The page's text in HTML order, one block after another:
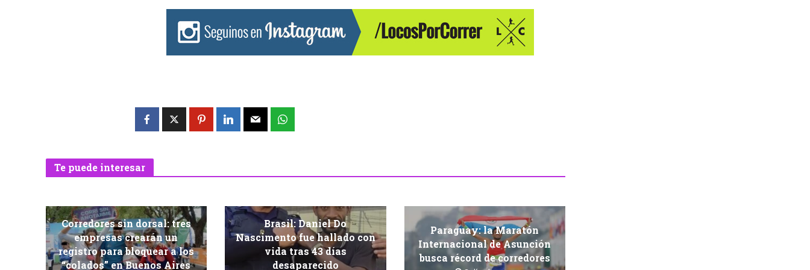
Te puede interesar
Corredores sin dorsal: tres
empresas crearán un
registro para bloquear a los
“colados” en Buenos Aires
Brasil: Daniel Do
Nascimento fue hallado con
vida tras 43 días
desaparecido
Paraguay: la Maratón
Internacional de Asunción
busca récord de corredores